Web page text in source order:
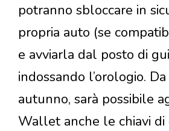
potranno sbloccare in
propria auto (se
e avviarla dal posto di
indossando l’orologio.
autunno, sarà possibile
Wallet anche le chiavi di